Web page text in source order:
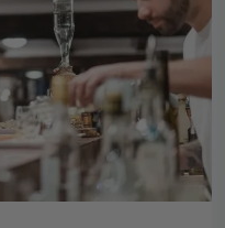
29
42
35
8
9